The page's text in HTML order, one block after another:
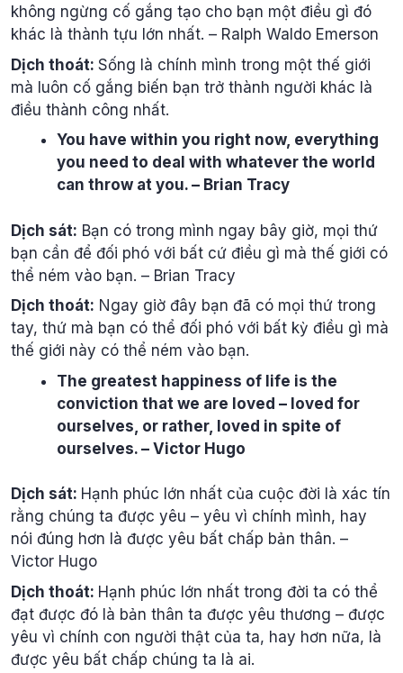
không ngừng cố gắng tạo cho bạn một điều gì đó
khác là thành tựu lớn nhất. – Ralph Waldo Emerson
Dịch thoát: Sống là chính mình trong một thế giới
mà luôn cố gắng biến bạn trở thành người khác là
điều thành công nhất.
You have within you right now, everything
you need to deal with whatever the world
can throw at you. – Brian Tracy
Dịch sát: Bạn có trong mình ngay bây giờ, mọi thứ
bạn cần để đối phó với bất cứ điều gì mà thế giới có
thể ném vào bạn. – Brian Tracy
Dịch thoát: Ngay giờ đây bạn đã có mọi thứ trong
tay, thứ mà bạn có thể đối phó với bất kỳ điều gì mà
thế giới này có thể ném vào bạn.
The greatest happiness of life is the
conviction that we are loved – loved for
ourselves, or rather, loved in spite of
ourselves. – Victor Hugo
Dịch sát: Hạnh phúc lớn nhất của cuộc đời là xác tín
rằng chúng ta được yêu – yêu vì chính mình, hay
nói đúng hơn là được yêu bất chấp bản thân. –
Victor Hugo
Dịch thoát: Hạnh phúc lớn nhất trong đời ta có thể
đạt được đó là bản thân ta được yêu thương – được
yêu vì chính con người thật của ta, hay hơn nữa, là
được yêu bất chấp chúng ta là ai.